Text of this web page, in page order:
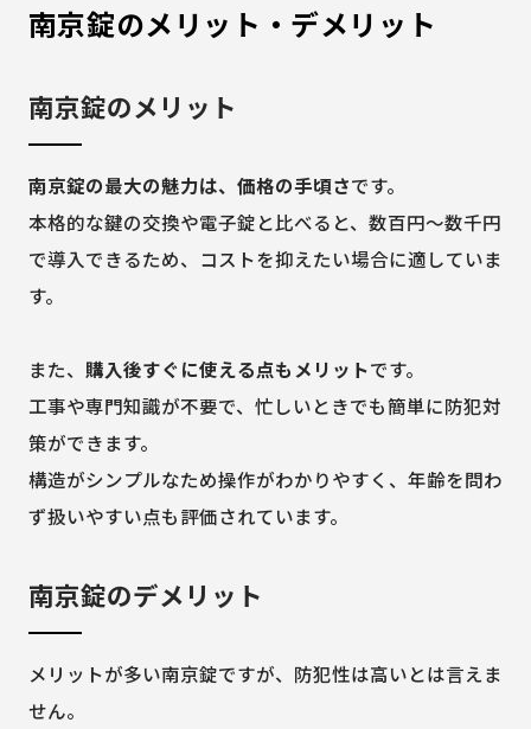
南京錠のメリット・デメリット
南京錠のメリット
南京錠の最大の魅力は、価格の手頃さです。
本格的な鍵の交換や電子錠と比べると、数百円〜数千円
で導入できるため、コストを抑えたい場合に適していま
す。
また、 購入後すぐに使える点もメリットです。
工事や専門知識が不要で、忙しいときでも簡単に防犯対
策ができます。
構造がシンプルなため操作がわかりやすく、年齢を問わ
ず扱いやすい点も評価されています。
南京錠のデメリット
メリットが多い南京錠ですが、防犯性は高いとは言えま
せん。